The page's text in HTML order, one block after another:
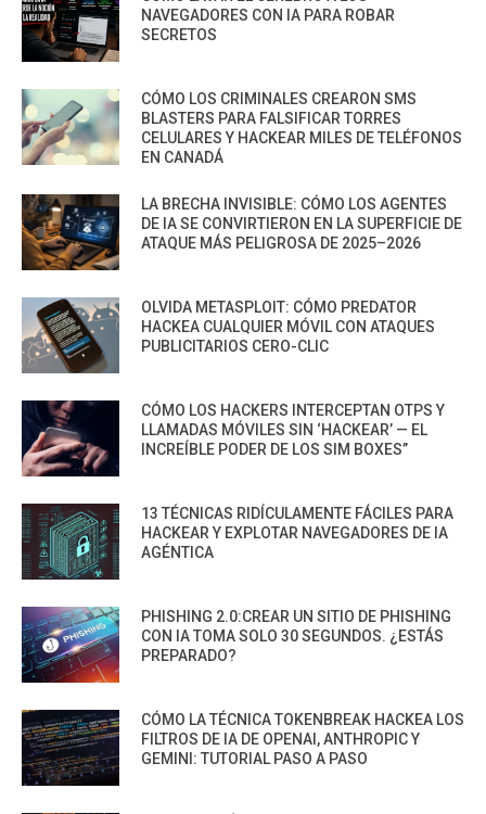
NAVEGADORES CON IA PARA ROBAR
SECRETOS
CÓMO LOS CRIMINALES CREARON SMS
BLASTERS PARA FALSIFICAR TORRES
CELULARES Y HACKEAR MILES DE TELÉFONOS
EN CANADÁ
LA BRECHA INVISIBLE: CÓMO LOS AGENTES
DE IA SE CONVIRTIERON EN LA SUPERFICIE DE
ATAQUE MÁS PELIGROSA DE 2025–2026
OLVIDA METASPLOIT: CÓMO PREDATOR
HACKEA CUALQUIER MÓVIL CON ATAQUES
PUBLICITARIOS CERO-CLIC
CÓMO LOS HACKERS INTERCEPTAN OTPS Y
LLAMADAS MÓVILES SIN ‘HACKEAR’ — EL
INCREÍBLE PODER DE LOS SIM BOXES”
13 TÉCNICAS RIDÍCULAMENTE FÁCILES PARA
HACKEAR Y EXPLOTAR NAVEGADORES DE IA
AGÉNTICA
PHISHING 2.0:CREAR UN SITIO DE PHISHING
CON IA TOMA SOLO 30 SEGUNDOS. ¿ESTÁS
PREPARADO?
CÓMO LA TÉCNICA TOKENBREAK HACKEA LOS
FILTROS DE IA DE OPENAI, ANTHROPIC Y
GEMINI: TUTORIAL PASO A PASO